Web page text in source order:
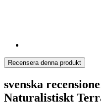
Recensera denna produkt
svenska
Naturalistiskt